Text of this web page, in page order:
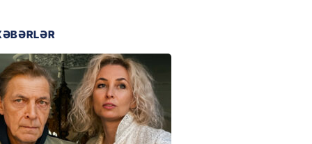
həm də sülhü qazandı!” –
- 14:50 141